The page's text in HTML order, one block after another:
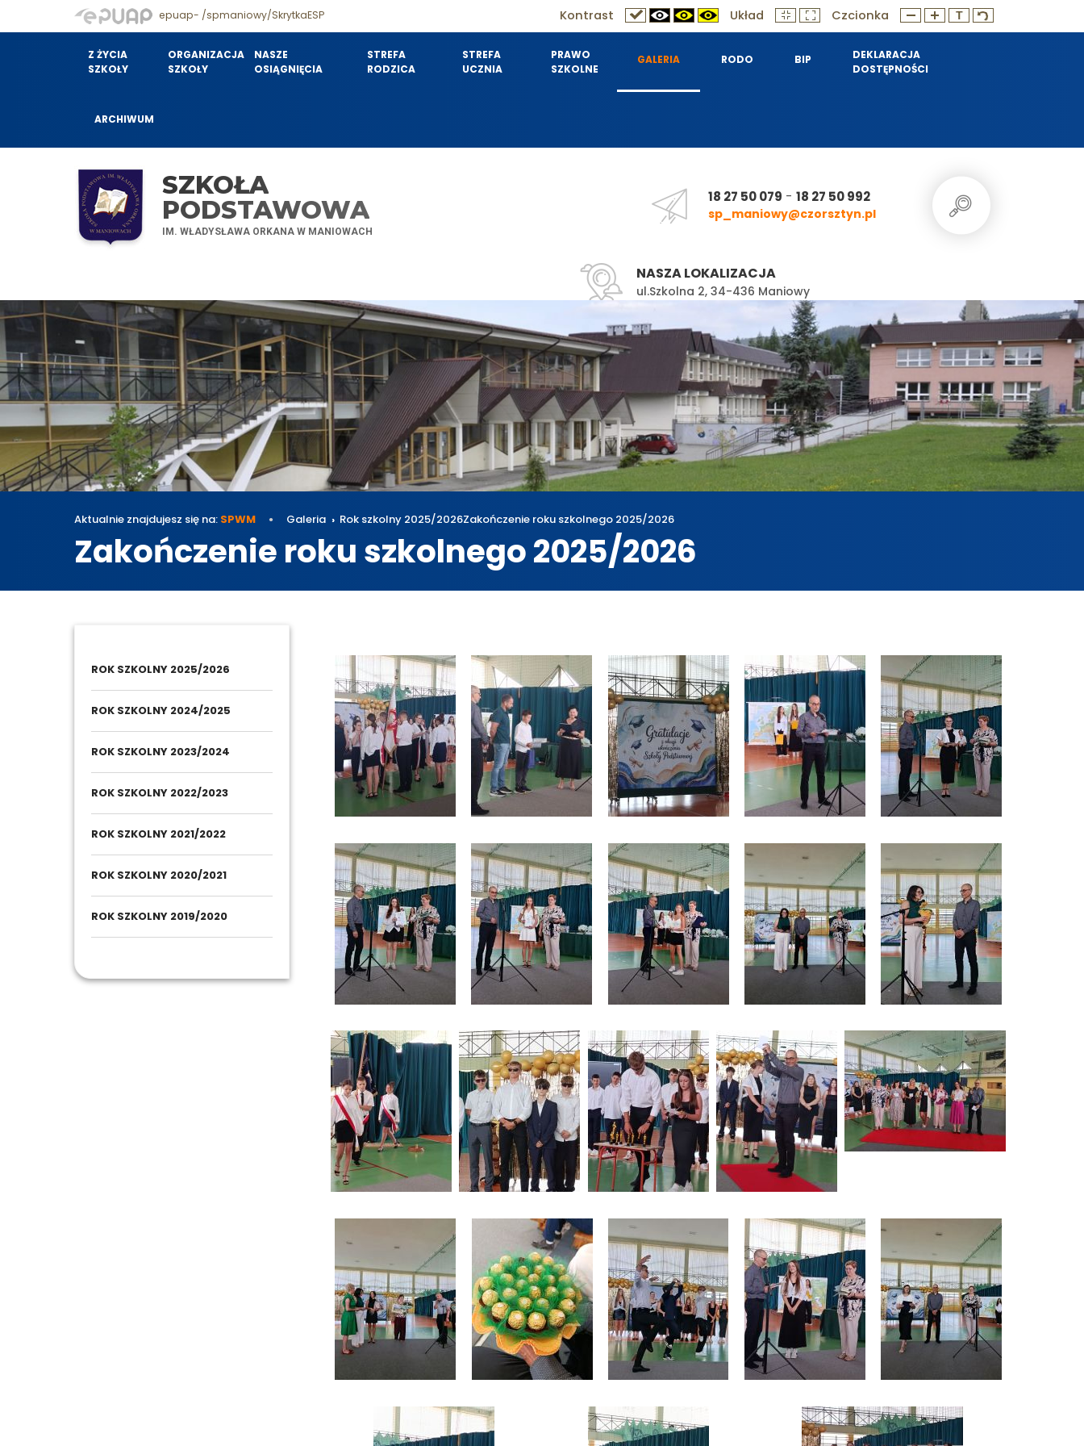
epuap- /spmaniowy/SkrytkaESP Kontrast Układ Czcionka
Z ŻYCIA
SZKOŁY
ORGANIZACJA
SZKOŁY
NASZE
OSIĄGNIĘCIA
STREFA
RODZICA
STREFA
UCZNIA
PRAWO
SZKOLNE
GALERIA RODO BIP
DEKLARACJA
DOSTĘPNOŚCI
ARCHIWUM
SZKOŁA
PODSTAWOWA
IM. WŁADYSŁAWA ORKANA W MANIOWACH
18 27 50 079 - 18 27 50 992
sp_maniowy@czorsztyn.pl
NASZA LOKALIZACJA
ul.Szkolna 2, 34-436 Maniowy
Aktualnie znajdujesz się na: SPWM Galeria Rok szkolny 2025/2026Zakończenie roku szkolnego 2025/2026
Zakończenie roku szkolnego 2025/2026
ROK SZKOLNY 2025/2026
ROK SZKOLNY 2024/2025
ROK SZKOLNY 2023/2024
ROK SZKOLNY 2022/2023
ROK SZKOLNY 2021/2022
ROK SZKOLNY 2020/2021
ROK SZKOLNY 2019/2020